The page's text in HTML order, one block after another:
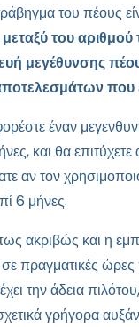
του πέους
του
μεγέθυνσης
που
έναν
και θα επιτύχετε
αν τον
6 μήνες.
ακριβώς και η
σε πραγματικές
την άδεια
γρήγορα